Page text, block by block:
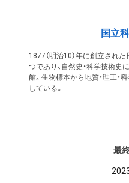
国立
1877（明治10）年に創立され
つであり、自然史・科学技術
館。生物標本から地質・理工・
している。
最